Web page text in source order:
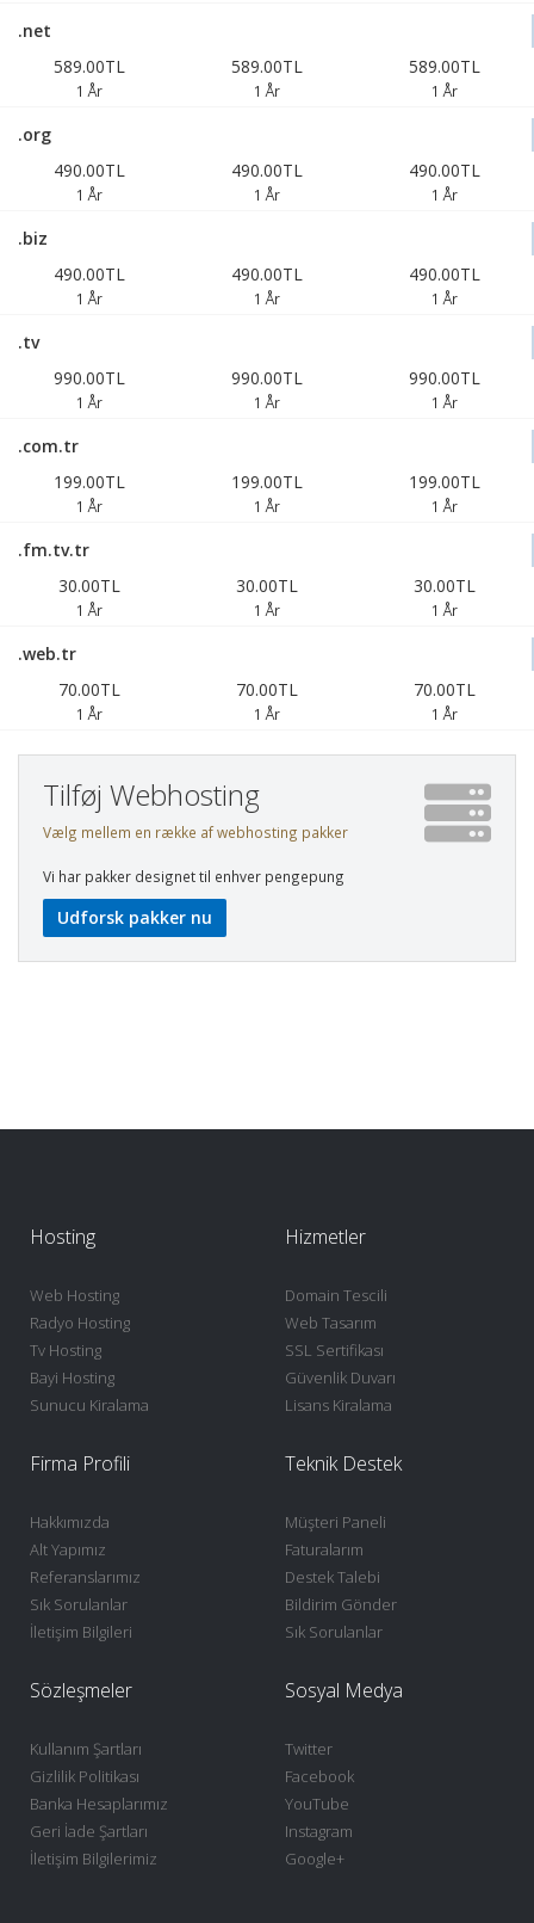
.net
589.00TL
1 År
589.00TL
1 År
589.00TL
1 År
.org
490.00TL
1 År
490.00TL
1 År
490.00TL
1 År
.biz
490.00TL
1 År
490.00TL
1 År
490.00TL
1 År
.tv
990.00TL
1 År
990.00TL
1 År
990.00TL
1 År
.com.tr
199.00TL
1 År
199.00TL
1 År
199.00TL
1 År
.fm.tv.tr
30.00TL
1 År
30.00TL
1 År
30.00TL
1 År
.web.tr
70.00TL
1 År
70.00TL
1 År
70.00TL
1 År
Tilføj Webhosting
Vælg mellem en række af webhosting pakker
Vi har pakker designet til enhver pengepung
Udforsk pakker nu
Hosting
Web Hosting
Radyo Hosting
Tv Hosting
Bayi Hosting
Sunucu Kiralama
Hizmetler
Domain Tescili
Web Tasarım
SSL Sertifikası
Güvenlik Duvarı
Lisans Kiralama
Firma Profili
Hakkımızda
Alt Yapımız
Referanslarımız
Sık Sorulanlar
İletişim Bilgileri
Teknik Destek
Müşteri Paneli
Faturalarım
Destek Talebi
Bildirim Gönder
Sık Sorulanlar
Sözleşmeler
Kullanım Şartları
Gizlilik Politikası
Banka Hesaplarımız
Geri İade Şartları
İletişim Bilgilerimiz
Sosyal Medya
Twitter
Facebook
YouTube
Instagram
Google+